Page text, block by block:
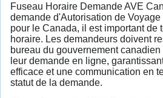
Fuseau Horaire Demande AVE
demande d'Autorisation de
pour le Canada, il est important de
horaire. Les demandeurs doivent
bureau du gouvernement
leur demande en ligne,
efficace et une communication en
statut de la demande.